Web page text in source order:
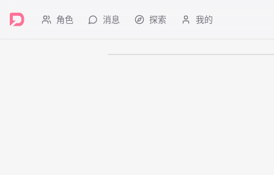
角色 消息 探索 我的